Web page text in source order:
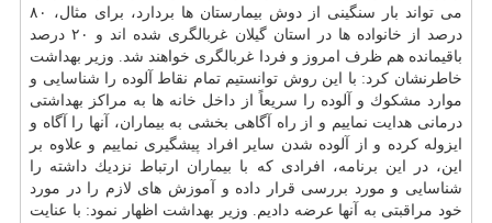
می تواند بار سنگینی از دوش بیمارستان ها بردارد، برای مثال، ۸۰
درصد از خانواده ها در استان گیلان غربالگری شده اند و ۲۰ درصد
باقیمانده هم ظرف امروز و فردا غربالگری خواهند شد. وزیر بهداشت
خاطرنشان كرد: با این روش توانستیم تمام نقاط آلوده را شناسایی و
موارد مشكوك و آلوده را سریعاً از داخل خانه ها به مراكز بهداشتی
درمانی هدایت نماییم و از راه آگاهی بخشی به بیماران، آنها را آگاه و
ایزوله كرده و از آلوده شدن سایر افراد پیشگیری نماییم و علاوه بر
این، در این برنامه، افرادی كه با بیماران ارتباط نزدیك داشته را
شناسایی و مورد بررسی قرار داده و آموزش های لازم را در مورد
خود مراقبتی به آنها عرضه دادیم. وزیر بهداشت اظهار نمود: با عنایت